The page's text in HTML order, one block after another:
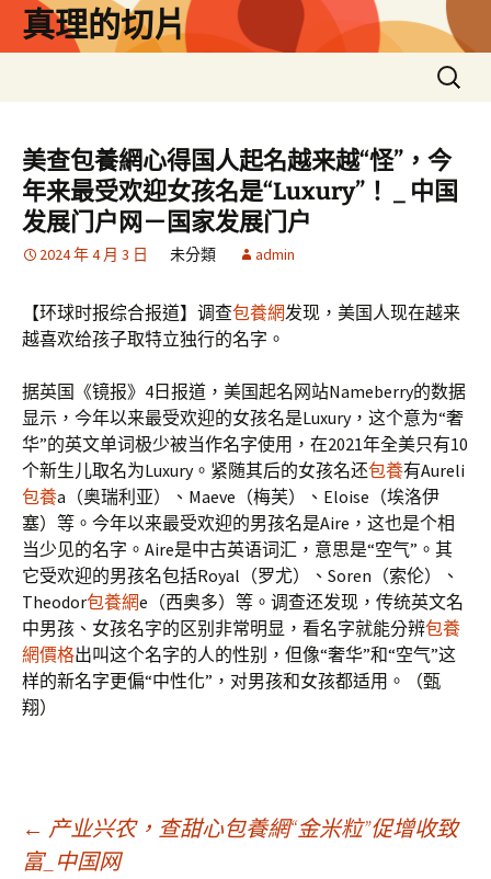
真理的切片
搜
尋
鍵
字:
美查包養網心得国人起名越来越“怪”，今
年来最受欢迎女孩名是“Luxury”！ _ 中国
发展门户网－国家发展门户
2024 年 4 月 3 日 未分類 admin
【环球时报综合报道】调查包養網发现，美国人现在越来
越喜欢给孩子取特立独行的名字。
据英国《镜报》4日报道，美国起名网站Nameberry的数据
显示，今年以来最受欢迎的女孩名是Luxury，这个意为“奢
华”的英文单词极少被当作名字使用，在2021年全美只有10
个新生儿取名为Luxury。紧随其后的女孩名还包養有Aureli
包養a（奥瑞利亚）、Maeve（梅芙）、Eloise（埃洛伊
塞）等。今年以来最受欢迎的男孩名是Aire，这也是个相
当少见的名字。Aire是中古英语词汇，意思是“空气”。其
它受欢迎的男孩名包括Royal（罗尤）、Soren（索伦）、
Theodor包養網e（西奥多）等。调查还发现，传统英文名
中男孩、女孩名字的区别非常明显，看名字就能分辨包養
網價格出叫这个名字的人的性别，但像“奢华”和“空气”这
样的新名字更偏“中性化”，对男孩和女孩都适用。（甄
翔）
文
← 产业兴农，查甜心包養網“金米粒”促增收致
富_中国网